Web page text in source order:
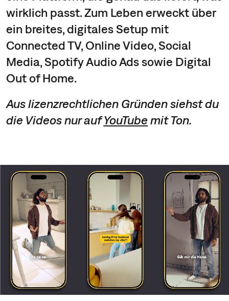
wirklich passt. Zum Leben erweckt über
ein breites, digitales Setup mit
Connected TV, Online Video, Social
Media, Spotify Audio Ads sowie Digital
Out of Home.
Aus lizenzrechtlichen Gründen siehst du
die Videos nur aufYouTube mit Ton.